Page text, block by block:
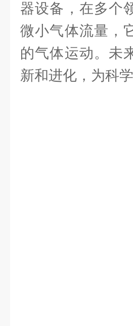
器设备，在多个
微小气体流量，
的气体运动。未
新和进化，为科